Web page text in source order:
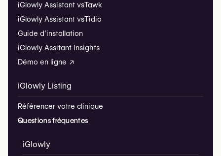
iGlowly Assistant vsTawk
iGlowly Assistant vsTidio
Guide d’installation
iGlowly Assitant Insights
Démo en ligne ↗
iGlowly Listing
Référencer votre clinique
Questions fréquentes
iGlowly